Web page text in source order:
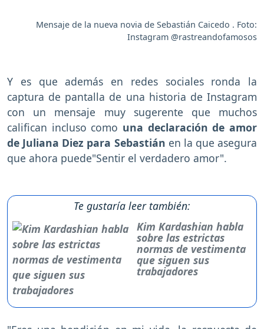
Mensaje de la nueva novia de Sebastián Caicedo . Foto:
Instagram @rastreandofamosos
Y es que además en redes sociales ronda la
captura de pantalla de una historia de Instagram
con un mensaje muy sugerente que muchos
califican incluso como una declaración de amor
de Juliana Diez para Sebastián en la que asegura
que ahora puede"Sentir el verdadero amor".
Te gustaría leer también:
Kim Kardashian habla
sobre las estrictas
normas de vestimenta
que siguen sus
trabajadores